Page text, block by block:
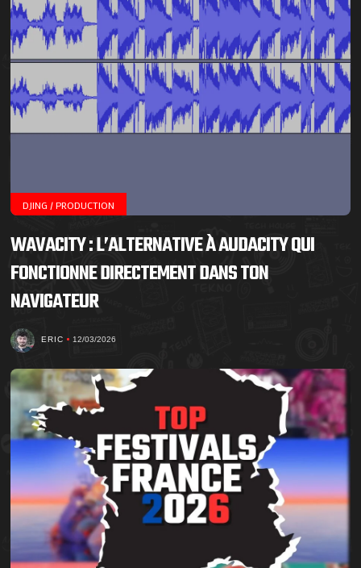
DJING / PRODUCTION
WAVACITY : L’ALTERNATIVE À AUDACITY QUI
FONCTIONNE DIRECTEMENT DANS TON
NAVIGATEUR
ERIC 12/03/2026